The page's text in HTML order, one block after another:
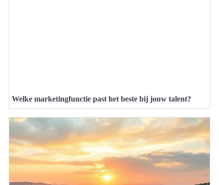
Welke marketingfunctie past het beste bij jouw talent?